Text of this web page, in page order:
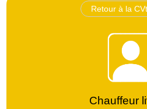
Retour à la
Chauffeur